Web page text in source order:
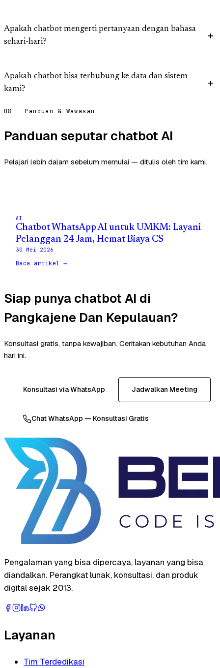
Apakah chatbot mengerti pertanyaan dengan bahasa
sehari-hari?
Apakah chatbot bisa terhubung ke data dan sistem
kami?
08 — Panduan & Wawasan
Panduan seputar chatbot AI
Pelajari lebih dalam sebelum memulai — ditulis oleh tim kami.
AI
Chatbot WhatsApp AI untuk UMKM: Layani
Pelanggan 24 Jam, Hemat Biaya CS
30 Mei 2026
Baca artikel →
Siap punya chatbot AI di
Pangkajene Dan Kepulauan?
Konsultasi gratis, tanpa kewajiban. Ceritakan kebutuhan Anda
hari ini.
Konsultasi via WhatsApp Jadwalkan Meeting
Chat WhatsApp — Konsultasi Gratis
Pengalaman yang bisa dipercaya, layanan yang bisa
diandalkan. Perangkat lunak, konsultasi, dan produk
digital sejak 2013.
Layanan
Tim Terdedikasi